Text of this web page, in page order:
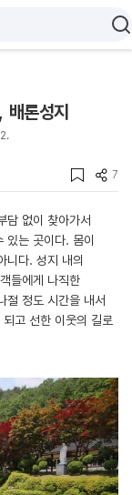
론성지
7
담 없이 찾아가서
있는 곳이다. 몸이
니다. 성지 내의
들에게 나직한
절 정도 시간을 내서
고 선한 이웃의 길로